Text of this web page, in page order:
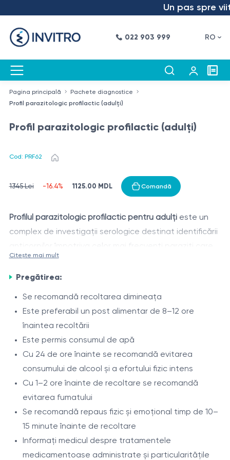
Un pas spre
022 903 999 RO
Pagina principală
Pachete diagnostice
Profil parazitologic profilactic (adulți)
Profil parazitologic profilactic (adulți)
Cod: PRF62
1345 Lei -16.4% 1125.00 MDL Comandă
Profilul parazitologic profilactic pentru adulțieste un
complex de investigații serologice destinat identificării
anticorpilor împotriva celor mai frecvenți paraziți care
pot provoca infecții cronice sau cu evoluție
asimptomatică.
paraziților care pot afecta tractul gastrointestinal,
ficatul, plămânii, musculatura și alte organe.
Investigația permite evidențierea semnelor unui
contact actual sau anterior cu agenți patogeni
parazitari și poate fi utilizată atât în cadrul controalelor
profilactice, cât și în situațiile în care există suspiciunea
unei infecții parazitare.
Indicații
Examinare profilactică a adulților
Tulburări digestive persistente sau recurente
Reacții alergice de cauză neprecizată
Prurit, erupții cutanate sau urticarie
Oboseală cronică și scăderea capacității de efort
fără cauză evidentă
Eozinofilie evidențiată în hemoleucogramă
Contact frecvent cu animale de companie
Consumul de carne, pește insuficient preparate
Metoda de investigare
Analiza se efectuează prin metoda imunologică ELISA
(Enzyme-Linked Immunosorbent Assay), cu
determinarea anticorpilor specifici din sângele venos.
Citește mai mult
Pregătirea:
Se recomandă recoltarea dimineața
Este preferabil un post alimentar de 8–12 ore
înaintea recoltării
Este permis consumul de apă
Cu 24 de ore înainte se recomandă evitarea
consumului de alcool și a efortului fizic intens
Cu 1–2 ore înainte de recoltare se recomandă
evitarea fumatului
Se recomandă repaus fizic și emoțional timp de 10–
15 minute înainte de recoltare
Informați medicul despre tratamentele
medicamentoase administrate și particularitățile